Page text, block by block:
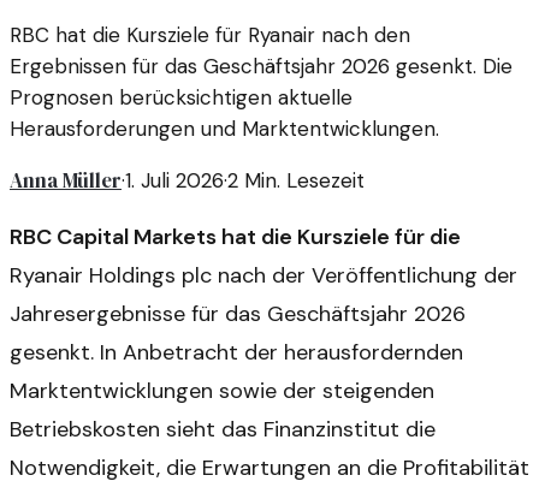
RBC hat die Kursziele für Ryanair nach den
Ergebnissen für das Geschäftsjahr 2026 gesenkt. Die
Prognosen berücksichtigen aktuelle
Herausforderungen und Marktentwicklungen.
Anna Müller·1. Juli 2026·2 Min. Lesezeit
RBC Capital Markets hat die Kursziele für die
Ryanair Holdings plc nach der Veröffentlichung der
Jahresergebnisse für das Geschäftsjahr 2026
gesenkt. In Anbetracht der herausfordernden
Marktentwicklungen sowie der steigenden
Betriebskosten sieht das Finanzinstitut die
Notwendigkeit, die Erwartungen an die Profitabilität